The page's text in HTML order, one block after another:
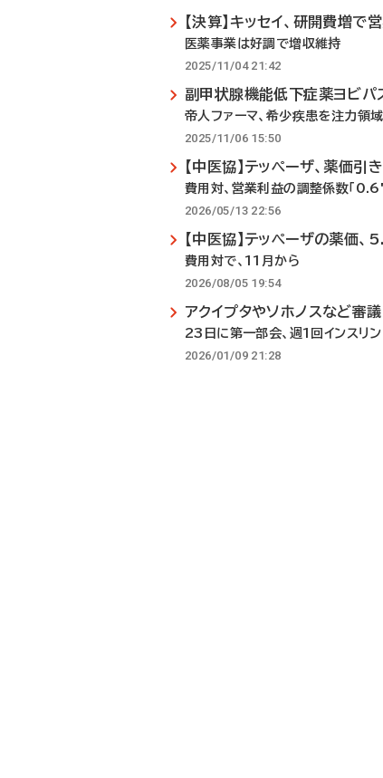
【決算】キッセイ、研開費増で
医薬事業は好調で増収維持
2025/11/04 21:42
副甲状腺機能低下症薬ヨビパ
帝人ファーマ、希少疾患を注力領
2025/11/06 15:50
【中医協】テッペーザ、薬価引
費用対、営業利益の調整係数「
2026/05/13 22:56
【中医協】テッペーザの薬価
費用対で、11月から
2026/08/05 19:54
アクイプタやソホノスなど審議
23日に第一部会、週1回インスリ
2026/01/09 21:28